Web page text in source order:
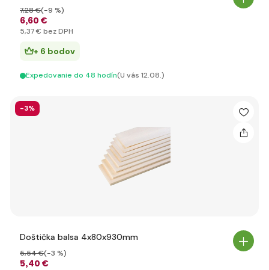
6,60 €
7,28 €(-9 %)
5,37 € bez DPH
+ 6 bodov
Expedovanie do 48 hodín(U vás 12.08.)
-3%
Doštička balsa 4x80x930mm
5,40 €
5,54 €(-3 %)